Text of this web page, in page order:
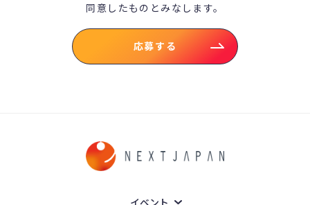
同意したものとみなします。
応募する